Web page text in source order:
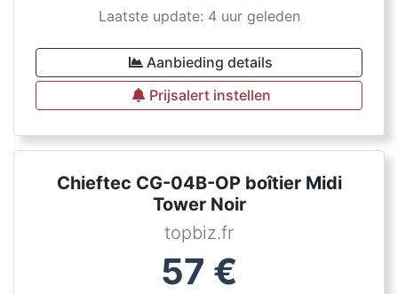
Laatste update: 4 uur geleden
Aanbieding details
Prijsalert instellen
Chieftec CG-04B-OP boîtier Midi
Tower Noir
topbiz.fr
57 €